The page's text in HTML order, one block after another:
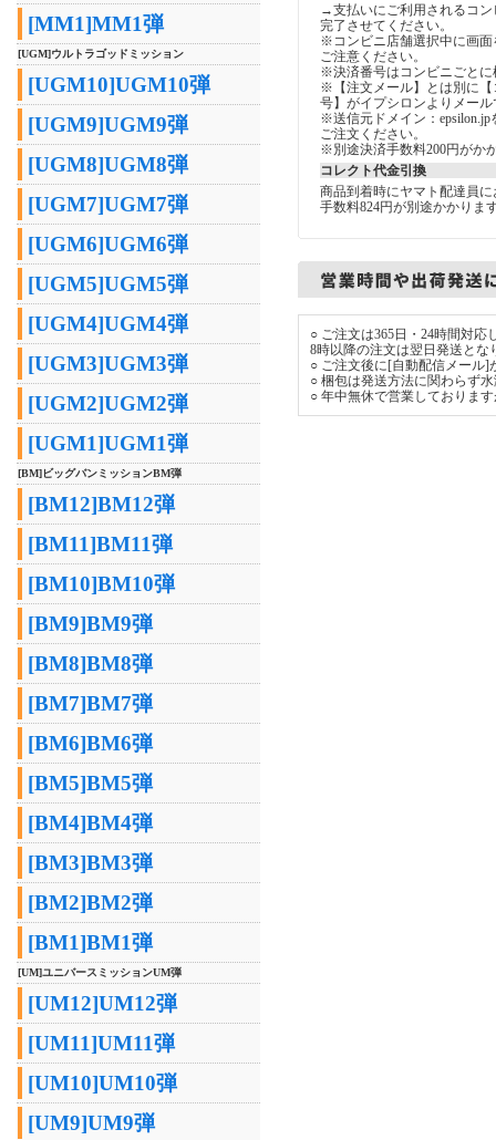
[MM1]MM1弾
[UGM]ウルトラゴッドミッション
[UGM10]UGM10弾
[UGM9]UGM9弾
[UGM8]UGM8弾
[UGM7]UGM7弾
[UGM6]UGM6弾
[UGM5]UGM5弾
[UGM4]UGM4弾
[UGM3]UGM3弾
[UGM2]UGM2弾
[UGM1]UGM1弾
[BM]ビッグバンミッションBM弾
[BM12]BM12弾
[BM11]BM11弾
[BM10]BM10弾
[BM9]BM9弾
[BM8]BM8弾
[BM7]BM7弾
[BM6]BM6弾
[BM5]BM5弾
[BM4]BM4弾
[BM3]BM3弾
[BM2]BM2弾
[BM1]BM1弾
[UM]ユニバースミッションUM弾
[UM12]UM12弾
[UM11]UM11弾
[UM10]UM10弾
[UM9]UM9弾
→支払いにご利用されるコ
完了させてください。
※コンビニ店舗選択中に画
ご注意ください。
※決済番号はコンビニごと
※【注文メール】とは別に
号】がイプシロンよりメー
※送信元ドメイン：
ご注文ください。
※別途決済手数料200円がか
コレクト代金引換
商品到着時にヤマト配達員
手数料824円が別途かかりま
○ ご注文は365日・24時間対
8時以降の注文は翌日発送とな
○ ご注文後に[自動配信メール
○ 梱包は発送方法に関わらず
○ 年中無休で営業しておりま